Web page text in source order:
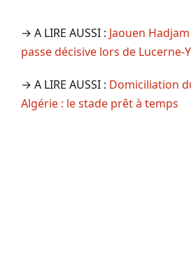
→ A LIRE AUSSI : Jaouen
passe décisive lors de Lucerne-
→ A LIRE AUSSI : Domiciliation
Algérie : le stade prêt à temps